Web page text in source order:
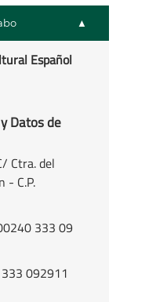
Español
Datos de
Ctra. del
- C.P.
333 09
092911